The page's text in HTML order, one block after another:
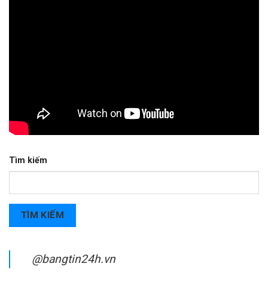
Tìm kiếm
TÌM KIẾM
@bangtin24h.vn